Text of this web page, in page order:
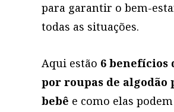
para garantir o bem-
todas as situações.
Aqui estão 6 benefícios
por roupas de algodão
bebê e como elas